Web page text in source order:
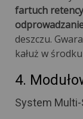
fartuch
deszczu.
kałuż w
4.
System